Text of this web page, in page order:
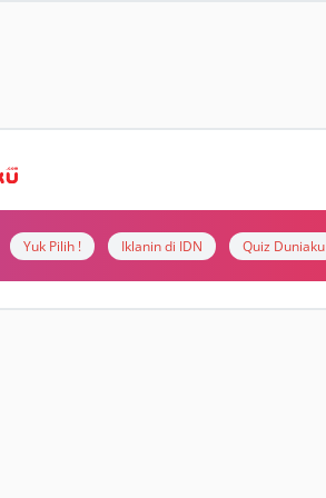
Yuk Pilih ! Iklanin di IDN Quiz Duniaku